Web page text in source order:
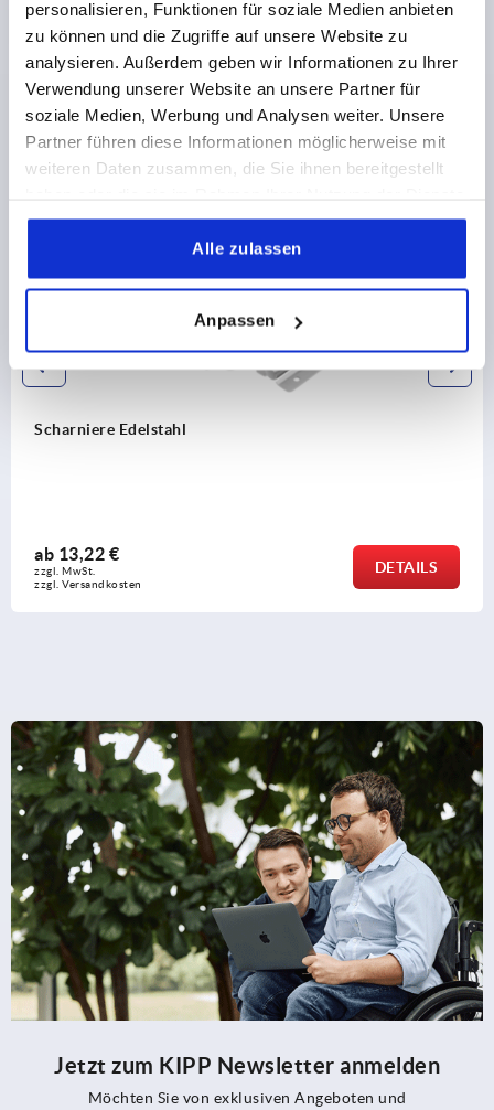
personalisieren, Funktionen für soziale Medien anbieten
zu können und die Zugriffe auf unsere Website zu
analysieren. Außerdem geben wir Informationen zu Ihrer
Verwendung unserer Website an unsere Partner für
soziale Medien, Werbung und Analysen weiter. Unsere
Partner führen diese Informationen möglicherweise mit
weiteren Daten zusammen, die Sie ihnen bereitgestellt
gesammelt haben.
Alle zulassen
Anpassen
DOWNLOADS
Andere Kunden kauften auch
Scharniere Edelstahl
ab 13,22 €
zzgl. MwSt.
zzgl. Versandkosten
DETAILS
Jetzt zum KIPP Newsletter anmelden
Möchten Sie von exklusiven Angeboten und